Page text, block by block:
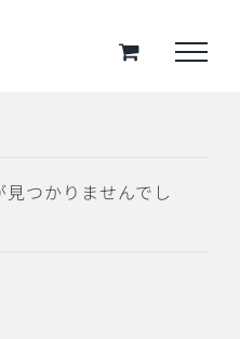
つかりませんでし